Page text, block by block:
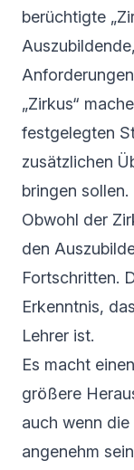
berüchtigte
„Zirkus“
festgelegten
zusätzlichen
bringen sollen.
Obwohl der
den
Fortschritten.
Erkenntnis,
Lehrer ist.
Es macht
größere
auch wenn
angenehm